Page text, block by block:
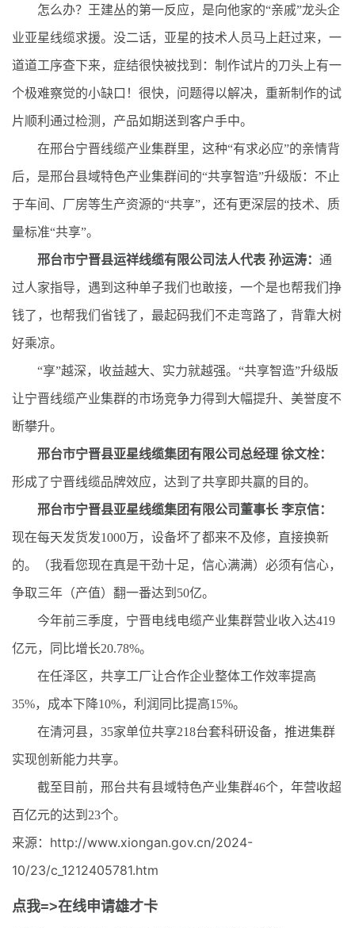
怎么办？王建丛的第一反应，是向他家的“亲戚”龙头企
业亚星线缆求援。没二话，亚星的技术人员马上赶过来，一
道道工序查下来，症结很快被找到：制作试片的刀头上有一
个极难察觉的小缺口！很快，问题得以解决，重新制作的试
片顺利通过检测，产品如期送到客户手中。
在邢台宁晋线缆产业集群里，这种“有求必应”的亲情背
后，是邢台县域特色产业集群间的“共享智造”升级版：不止
于车间、厂房等生产资源的“共享”，还有更深层的技术、质
量标准“共享”。
邢台市宁晋县运祥线缆有限公司法人代表 孙运涛： 通
过人家指导，遇到这种单子我们也敢接，一个是也帮我们挣
钱了，也帮我们省钱了，最起码我们不走弯路了，背靠大树
好乘凉。
“享”越深，收益越大、实力就越强。“共享智造”升级版
让宁晋线缆产业集群的市场竞争力得到大幅提升、美誉度不
断攀升。
邢台市宁晋县亚星线缆集团有限公司总经理 徐文栓：
形成了宁晋线缆品牌效应，达到了共享即共赢的目的。
邢台市宁晋县亚星线缆集团有限公司董事长 李京信：
现在每天发货发1000万，设备坏了都来不及修，直接换新
的。（我看您现在真是干劲十足，信心满满）必须有信心，
争取三年（产值）翻一番达到50亿。
今年前三季度，宁晋电线电缆产业集群营业收入达419
亿元，同比增长20.78%。
在任泽区，共享工厂让合作企业整体工作效率提高
35%，成本下降10%，利润同比提高15%。
在清河县，35家单位共享218台套科研设备，推进集群
实现创新能力共享。
截至目前，邢台共有县域特色产业集群46个，年营收超
百亿元的达到23个。
来源：http://www.xiongan.gov.cn/2024-
10/23/c_1212405781.htm
点我=>在线申请雄才卡